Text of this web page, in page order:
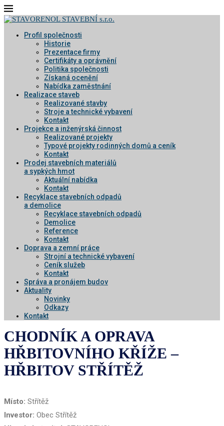
Profil společnosti
Historie
Prezentace firmy
Certifikáty a oprávnění
Politika společnosti
Získaná ocenění
Nabídka zaměstnání
Realizace staveb
Realizované stavby
Stroje a technické vybavení
Kontakt
Projekce a inženýrská činnost
Realizované projekty
Typové projekty rodinných domů a ceník
Kontakt
Prodej stavebních materiálů
a sypkých hmot
Aktuální nabídka
Kontakt
Recyklace stavebních odpadů
a demolice
Recyklace stavebních odpadů
Demolice
Reference
Kontakt
Doprava a zemní práce
Strojní a technické vybavení
Ceník služeb
Kontakt
Správa a pronájem budov
Aktuality
Novinky
Odkazy
Kontakt
CHODNÍK A OPRAVA
HŘBITOVNÍHO KŘÍŽE –
HŘBITOV STŘÍTĚŽ
Místo: Střítěž
Investor: Obec Střítěž